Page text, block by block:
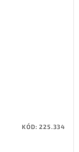
KÓD:225.334